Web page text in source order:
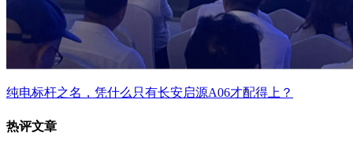
纯电标杆之名，凭什么只有长安启源A06才配得上？
热评文章